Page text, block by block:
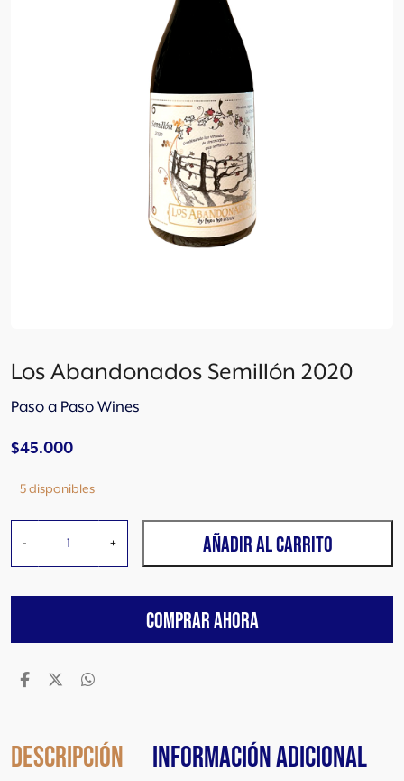
Los Abandonados Semillón 2020
Paso a Paso Wines
$45.000
5 disponibles
-
A
a
d
+ AÑADIR AL CARRITO
COMPRAR AHORA
Descripción Información adicional